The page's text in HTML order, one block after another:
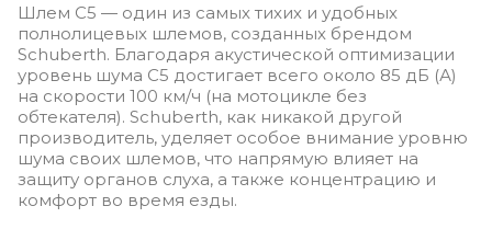
Шлем C5 — один из самых тихих и удобных
полнолицевых шлемов, созданных брендом
Schuberth. Благодаря акустической оптимизации
уровень шума C5 достигает всего около 85 дБ (А)
на скорости 100 км/ч (на мотоцикле без
обтекателя). Schuberth, как никакой другой
производитель, уделяет особое внимание уровню
шума своих шлемов, что напрямую влияет на
защиту органов слуха, а также концентрацию и
комфорт во время езды.